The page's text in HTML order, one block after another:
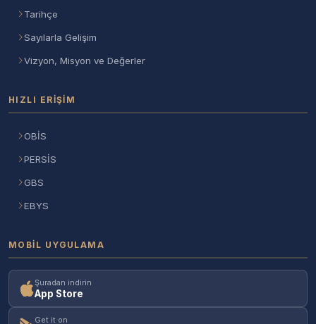
Tarihçe
Sayılarla Gelişim
Vizyon, Misyon ve Değerler
HIZLI ERIŞIM
OBİS
PERSİS
GBS
EBYS
MOBIL UYGULAMA
Şuradan indirin
App Store
Get it on